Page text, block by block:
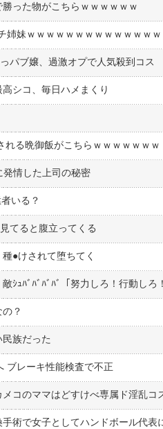
勝った物がこちらｗｗｗｗｗｗ
姉妹ｗｗｗｗｗｗｗｗｗｗｗｗｗｗ
パブ嬢、過激オプで人気殺到コス
シコ、毎日ハメまくり
れる晩御飯がこちらｗｗｗｗｗｗｗ
情した上司の秘密
いる？
てると腹立ってくる
●︎けされて堕ちてく
ｼｭﾊﾞﾊﾞﾊﾞﾊﾞ「努力しろ！行動し
？
民族だった
ブレーキ性能検査で不正
メコのママはどすけべ専属ド淫乱コ
手術で女子としてハンドボール代表